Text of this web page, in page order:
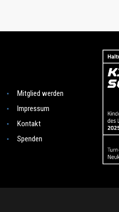
Mitglied werden
Impressum
Kontakt
Spenden